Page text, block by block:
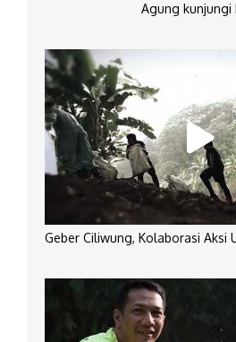
Agung kunjungi
Geber Ciliwung, Kolaborasi Aksi